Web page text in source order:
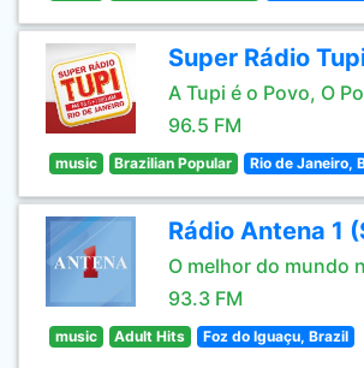
Super Rádio
A Tupi é o Povo, O
96.5 FM
music Brazilian Popular Rio de Janeiro,
Rádio Antena 1
O melhor do mundo
93.3 FM
music Adult Hits Foz do Iguaçu, Brazil